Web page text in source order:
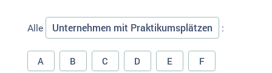
Alle Unternehmen mit Praktikumsplätzen :
A B C D E F